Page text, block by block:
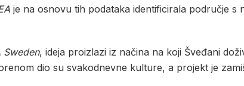
je na osnovu tih podataka identificirala područje s
Sweden, ideja proizlazi iz načina na koji Šveđani
dio su svakodnevne kulture, a projekt je